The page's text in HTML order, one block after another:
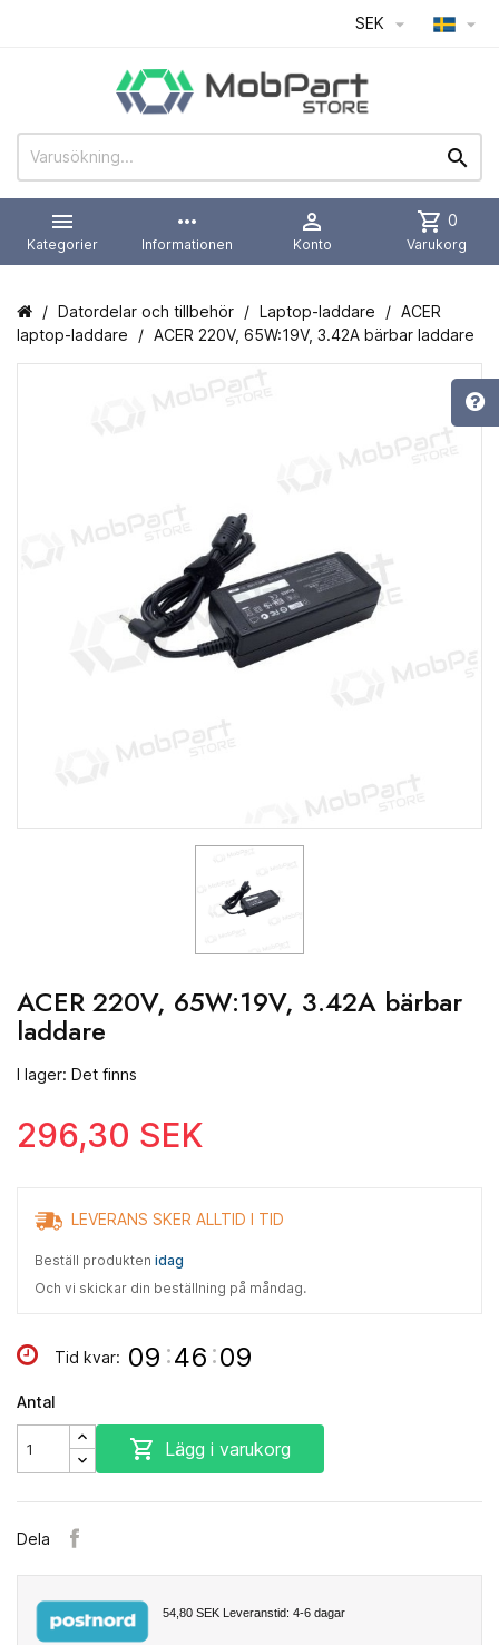
SEK  


Kategorier
more_horiz
Informationen

Konto
shopping_cart 0
Varukorg
Datordelar och tillbehör Laptop-laddare
ACER
laptop-laddare
ACER 220V, 65W:19V, 3.42A bärbar laddare
ACER 220V, 65W:19V, 3.42A bärbar
laddare
I lager: Det finns
296,30 SEK
LEVERANS SKER ALLTID I TID
Beställ produkten idag
Och vi skickar din beställning på måndag.
Tid kvar: 09 :46 :08
Antal
 Lägg i varukorg
Dela
54,80 SEK Leveranstid: 4-6 dagar